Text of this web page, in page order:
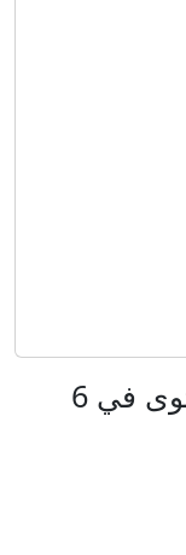
أزمة
الذهب يتعافى من أدنى مستوى في 6